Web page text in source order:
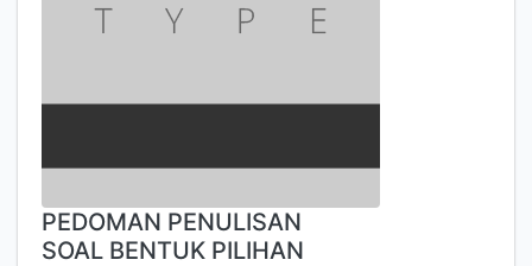
PEDOMAN PENULISAN
SOAL BENTUK PILIHAN